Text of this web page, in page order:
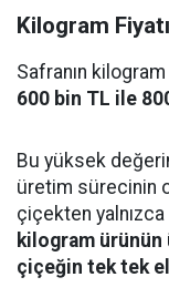
Kilogram
Safranın
600 bin TL ile
Bu yüksek
üretim sürecinin
çiçekten yalnızca
kilogram
çiçeğin tek tek